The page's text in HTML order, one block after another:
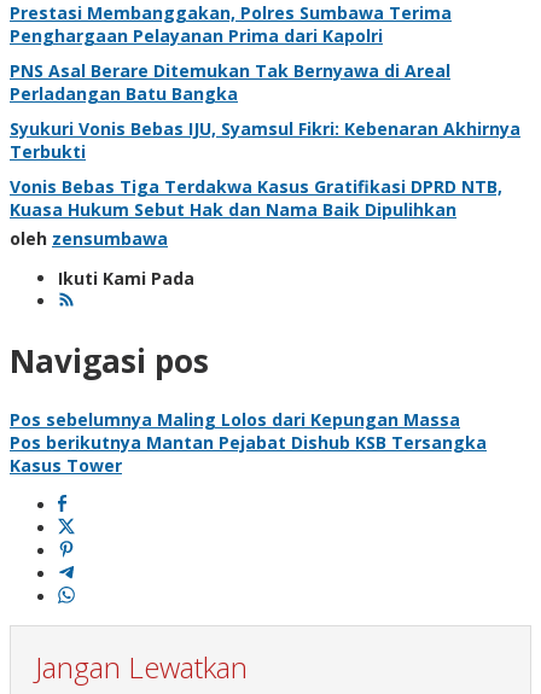
Prestasi Membanggakan, Polres Sumbawa Terima
Penghargaan Pelayanan Prima dari Kapolri
PNS Asal Berare Ditemukan Tak Bernyawa di Areal
Perladangan Batu Bangka
Syukuri Vonis Bebas IJU, Syamsul Fikri: Kebenaran Akhirnya
Terbukti
Vonis Bebas Tiga Terdakwa Kasus Gratifikasi DPRD NTB,
Kuasa Hukum Sebut Hak dan Nama Baik Dipulihkan
oleh zensumbawa
Ikuti Kami Pada
Navigasi pos
Pos sebelumnya Maling Lolos dari Kepungan Massa
Pos berikutnya Mantan Pejabat Dishub KSB Tersangka
Kasus Tower
Jangan Lewatkan